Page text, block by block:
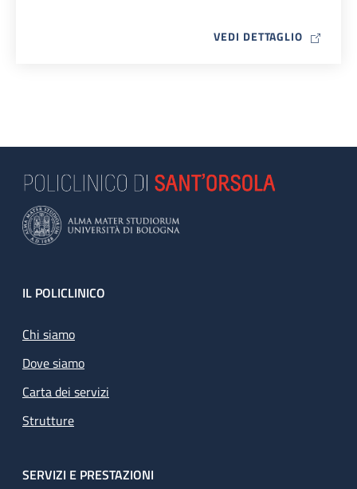
VEDI DETTAGLIO MAP ICON
Footer
IL POLICLINICO
Chi siamo
Dove siamo
Carta dei servizi
Strutture
SERVIZI E PRESTAZIONI